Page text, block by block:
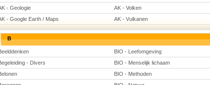
- Geologie
AK - Volken
- Google Earth / Maps
AK - Vulkanen
B
BIO - Leefomgeving
- Divers
BIO - Menselijk lichaam
BIO - Methoden